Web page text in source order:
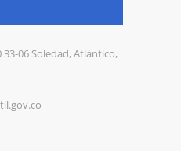
33-06 Soledad, Atlántico,